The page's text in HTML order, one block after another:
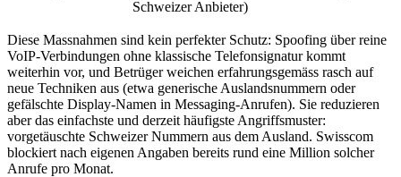
Schweizer Anbieter)
Diese Massnahmen sind kein perfekter Schutz: Spoofing über reine
VoIP-Verbindungen ohne klassische Telefonsignatur kommt
weiterhin vor, und Betrüger weichen erfahrungsgemäss rasch auf
neue Techniken aus (etwa generische Auslandsnummern oder
gefälschte Display-Namen in Messaging-Anrufen). Sie reduzieren
aber das einfachste und derzeit häufigste Angriffsmuster:
vorgetäuschte Schweizer Nummern aus dem Ausland. Swisscom
blockiert nach eigenen Angaben bereits rund eine Million solcher
Anrufe pro Monat.